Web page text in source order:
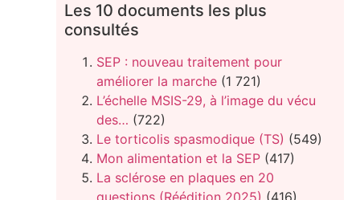
Les 10 documents les plus
consultés
SEP : nouveau traitement pour
améliorer la marche (1 721)
L’échelle MSIS-29, à l’image du vécu
des… (722)
Le torticolis spasmodique (TS) (549)
Mon alimentation et la SEP (417)
La sclérose en plaques en 20
questions (Réédition 2025) (416)